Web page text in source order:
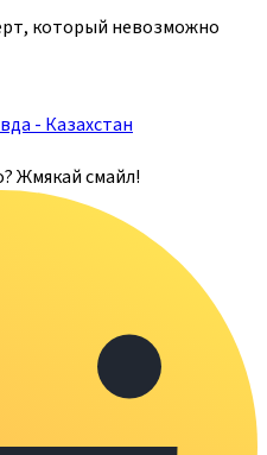
который невозможно
- Казахстан
Жмякай смайл!